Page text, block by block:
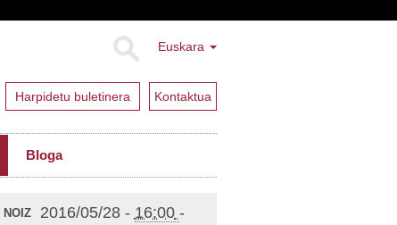
Euskara
Harpidetu buletinera Kontaktua
Bloga
NOIZ 2016/05/28 - 16:00 -